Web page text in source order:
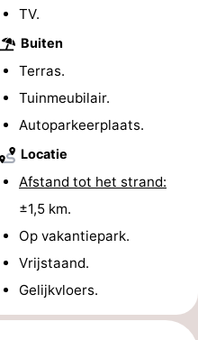
TV.
Buiten
Terras.
Tuinmeubilair.
Autoparkeerplaats.
Locatie
Afstand tot het strand:
±1,5 km.
Op vakantiepark.
Vrijstaand.
Gelijkvloers.